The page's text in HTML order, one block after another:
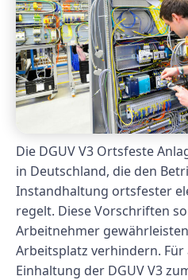
Die DGUV V3 Ortsfeste
in Deutschland, die den
Instandhaltung ortsfester
regelt. Diese Vorschriften
Arbeitnehmer
Arbeitsplatz verhindern.
Einhaltung der DGUV V3